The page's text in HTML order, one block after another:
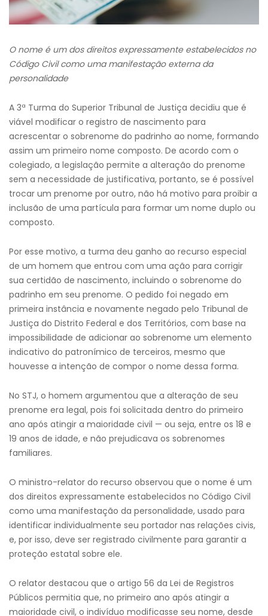
O nome é um dos direitos expressamente estabelecidos no
Código Civil como uma manifestação externa da
personalidade
A 3ª Turma do Superior Tribunal de Justiça decidiu que é
viável modificar o registro de nascimento para
acrescentar o sobrenome do padrinho ao nome, formando
assim um primeiro nome composto. De acordo com o
colegiado, a legislação permite a alteração do prenome
sem a necessidade de justificativa, portanto, se é possível
trocar um prenome por outro, não há motivo para proibir a
inclusão de uma partícula para formar um nome duplo ou
composto.
Por esse motivo, a turma deu ganho ao recurso especial
de um homem que entrou com uma ação para corrigir
sua certidão de nascimento, incluindo o sobrenome do
padrinho em seu prenome. O pedido foi negado em
primeira instância e novamente negado pelo Tribunal de
Justiça do Distrito Federal e dos Territórios, com base na
impossibilidade de adicionar ao sobrenome um elemento
indicativo do patronímico de terceiros, mesmo que
houvesse a intenção de compor o nome dessa forma.
No STJ, o homem argumentou que a alteração de seu
prenome era legal, pois foi solicitada dentro do primeiro
ano após atingir a maioridade civil — ou seja, entre os 18 e
19 anos de idade, e não prejudicava os sobrenomes
familiares.
O ministro-relator do recurso observou que o nome é um
dos direitos expressamente estabelecidos no Código Civil
como uma manifestação da personalidade, usado para
identificar individualmente seu portador nas relações civis,
e, por isso, deve ser registrado civilmente para garantir a
proteção estatal sobre ele.
O relator destacou que o artigo 56 da Lei de Registros
Públicos permitia que, no primeiro ano após atingir a
maioridade civil, o indivíduo modificasse seu nome, desde